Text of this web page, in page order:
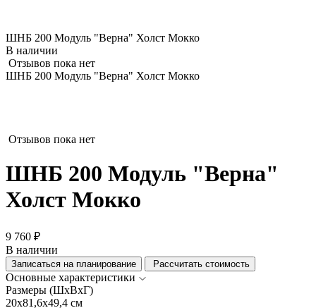
ШНБ 200 Модуль "Верна" Холст Мокко
В наличии
Отзывов пока нет
ШНБ 200 Модуль "Верна" Холст Мокко
Отзывов пока нет
ШНБ 200 Модуль "Верна"
Холст Мокко
9 760 ₽
В наличии
Записаться на планирование Рассчитать стоимость
Основные характеристики
Размеры (ШхВхГ)
20x81,6x49,4 см